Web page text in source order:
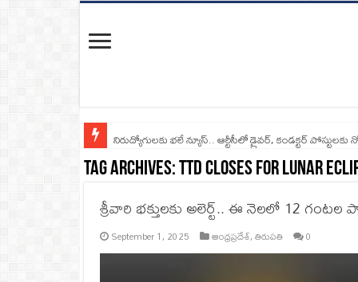
నిరుద్యోగులకు భలే న్యూస్.. ఆర్టీసీలో డ్రైవర్, కండక్టర్‌
Tag Archives:TTD Closes For Lunar
శ్రీవారి భక్తులకు అలెర్ట్.. ఈ నెలలో 12
September 1, 2025 ఆంధ్రప్రదేశ్,తిరుపతి 0